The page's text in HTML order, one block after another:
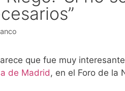
que fue muy
de Madrid, en el Foro de la